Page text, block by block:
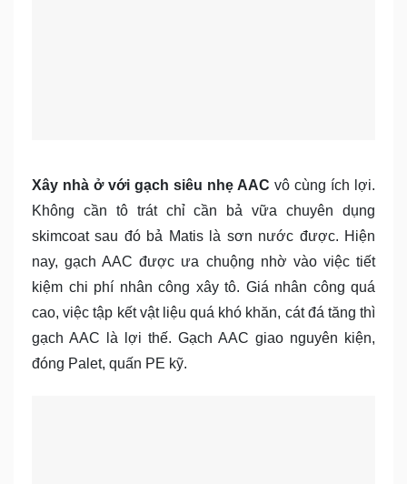
Xây nhà ở với gạch siêu nhẹ AAC vô cùng ích lợi.
Không cần tô trát chỉ cần bả vữa chuyên dụng
skimcoat sau đó bả Matis là sơn nước được. Hiện
nay, gạch AAC được ưa chuộng nhờ vào việc tiết
kiệm chi phí nhân công xây tô. Giá nhân công quá
cao, việc tập kết vật liệu quá khó khăn, cát đá tăng thì
gạch AAC là lợi thế. Gạch AAC giao nguyên kiện,
đóng Palet, quấn PE kỹ.